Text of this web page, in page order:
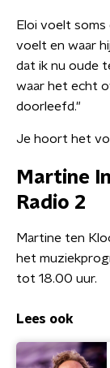
Eloi voelt soms
voelt en waar
dat ik nu oude
waar het echt
doorleefd."
Je hoort het
Martine
Radio 2
Martine ten
het
tot 18.00 uur.
Lees ook